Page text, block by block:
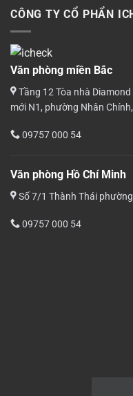
CÔNG TY CỔ PHẨN
Văn phòng miền Bắc
Tầng 12 Tòa nhà
mới N1, phường Nhân
09757 000 54
Văn phòng Hồ Chí Minh
Số 7/1 Thành Thái
09757 000 54